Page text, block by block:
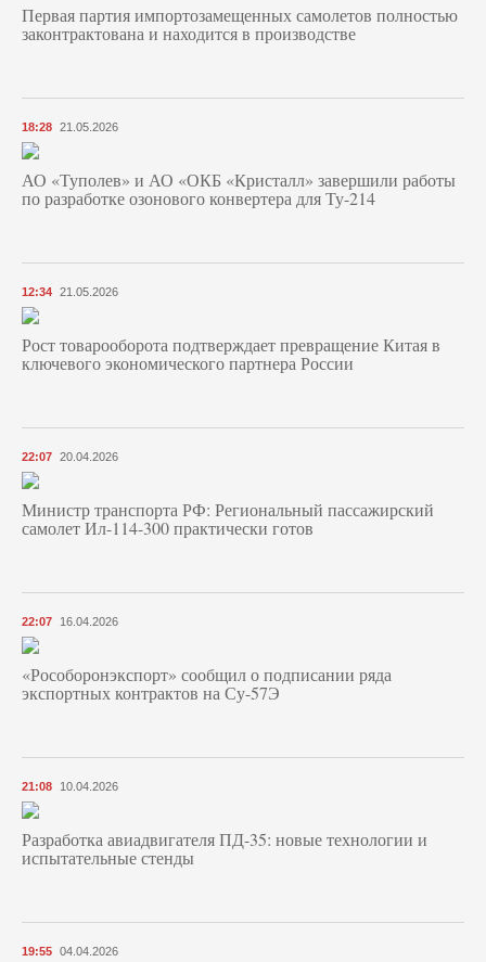
Первая партия импортозамещенных самолетов полностью
законтрактована и находится в производстве
18:28 21.05.2026
АО «Туполев» и АО «ОКБ «Кристалл» завершили работы
по разработке озонового конвертера для Ту-214
12:34 21.05.2026
Рост товарооборота подтверждает превращение Китая в
ключевого экономического партнера России
22:07 20.04.2026
Министр транспорта РФ: Региональный пассажирский
самолет Ил-114-300 практически готов
22:07 16.04.2026
«Рособоронэкспорт» сообщил о подписании ряда
экспортных контрактов на Су-57Э
21:08 10.04.2026
Разработка авиадвигателя ПД-35: новые технологии и
испытательные стенды
19:55 04.04.2026